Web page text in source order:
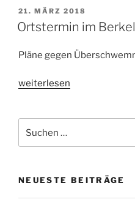
VERÖFFENTLICHT
AM
21. MÄRZ 2018
Ortstermin im
Pläne gegen
„Ortstermin
Blick“
weiterlesen
nach:
NEUESTE BEITRÄGE